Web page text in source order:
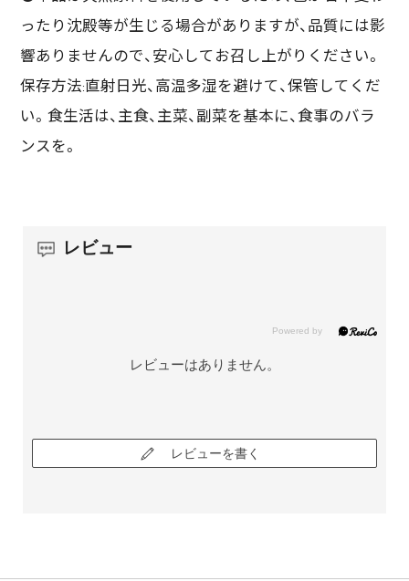
ったり沈殿等が生じる場合がありますが、品質には影
響ありませんので、安心してお召し上がりください。
保存方法:直射日光、高温多湿を避けて、保管してくだ
い。食生活は、主食、主菜、副菜を基本に、食事のバラ
ンスを。
レビュー
レビューはありません。
レビューを書く